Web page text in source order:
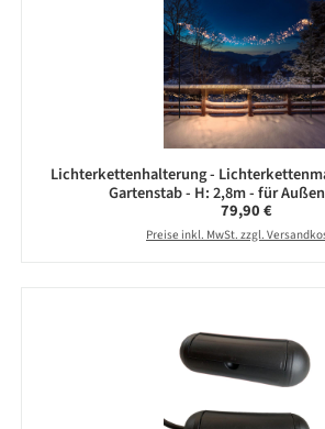
Lichterkettenhalterung -
Gartenstab - H: 2,8m - für
Regulärer Preis:
79,90 €
Preise inkl. MwSt. zzgl.